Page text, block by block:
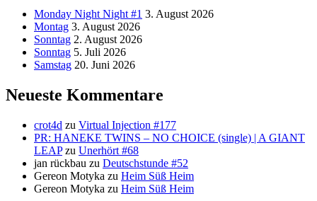
Monday Night Night #1 3. August 2026
Montag 3. August 2026
Sonntag 2. August 2026
Sonntag 5. Juli 2026
Samstag 20. Juni 2026
Neueste Kommentare
crot4d zu Virtual Injection #177
PR: HANEKE TWINS – NO CHOICE (single) | A GIANT
LEAPzu Unerhört #68
jan rückbau zu Deutschstunde #52
Gereon Motyka zu Heim Süß Heim
Gereon Motyka zu Heim Süß Heim